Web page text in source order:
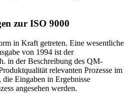
zur ISO 9000
in Kraft getreten. Eine wesentliche
von 1994 ist der
in der Beschreibung des QM-
relevanten Prozesse im
Eingaben in Ergebnisse
angesehen werden.